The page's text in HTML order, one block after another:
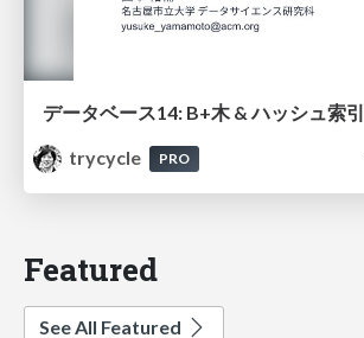
データベース14: B+木 & ハッシュ索引
trycycle
PRO
Featured
See All Featured